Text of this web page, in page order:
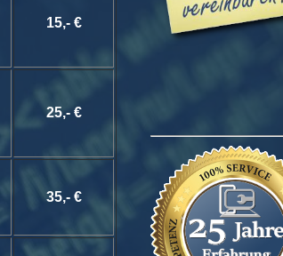
15,- €
25,- €
35,- €